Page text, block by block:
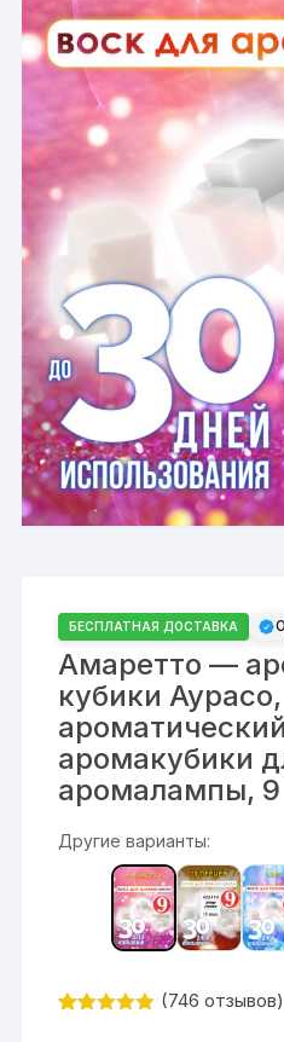
БЕСПЛАТНАЯ ДОСТАВКА
Амаретто —
кубики Аурасо,
аромакубики
аромалампы,
Другие варианты:
(746 отзывов)